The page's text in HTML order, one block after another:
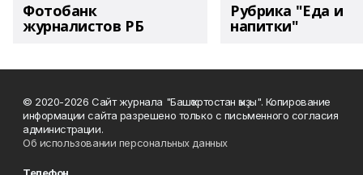
Фотобанк
журналистов РБ
Рубрика "Еда и
напитки"
© 2020-2026 Сайт журнала "Башҡортостан ҡыҙы". Копирование
информации сайта разрешено только с письменного согласия
администрации.
Об использовании персональных данных